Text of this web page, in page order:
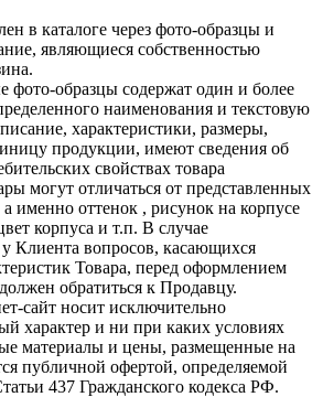
в каталоге через фото-образцы и
являющиеся собственностью
фото-образцы содержат один и более
наименования и текстовую
характеристики, размеры,
продукции, имеют сведения об
свойствах товара
могут отличаться от представленных
именно оттенок , рисунок на корпусе
корпуса и т.п. В случае
Клиента вопросов, касающихся
Товара, перед оформлением
обратиться к Продавцу.
сайт носит исключительно
характер и ни при каких условиях
материалы и цены, размещенные на
публичной офертой, определяемой
437 Гражданского кодекса РФ.